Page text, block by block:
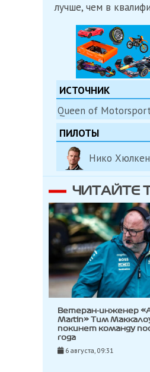
лучше, чем в
ИСТОЧНИК
Queen of
ПИЛОТЫ
Нико
ЧИТАЙТЕ
Ветеран-инженер
Martin» Тим
покинет команду
года
6 августа, 09:31